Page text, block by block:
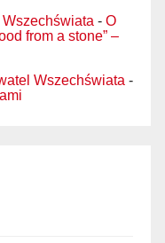
- O
from a stone” –
Wszechświata -